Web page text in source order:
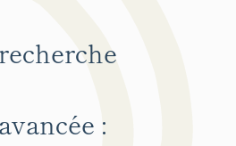
recherche
avancée :